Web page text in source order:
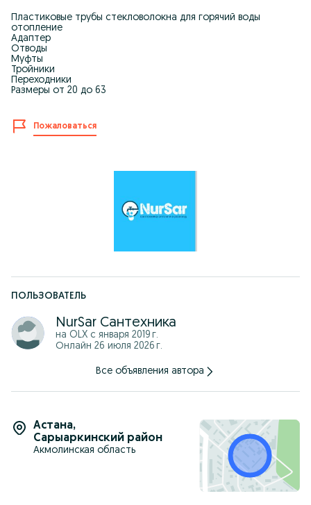
Пластиковые трубы стекловолокна для горячий воды
отопление
Адаптер
Отводы
Муфты
Тройники
Переходники
Размеры от 20 до 63
Пожаловаться
ПОЛЬЗОВАТЕЛЬ
NurSar Сантехника
на OLX с января 2019 г.
Онлайн 26 июля 2026 г.
Все объявления автора
Астана,
Сарыаркинский район
Акмолинская область